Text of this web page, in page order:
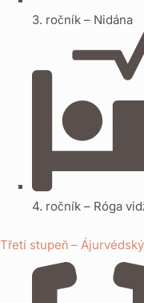
3. ročník – Nidána
4. ročník – Róga
Třetí stupeň –